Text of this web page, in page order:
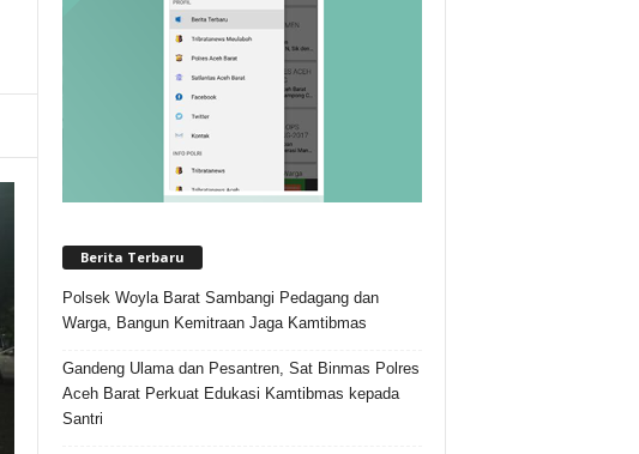
Berita Terbaru
Polsek Woyla Barat Sambangi Pedagang dan
Warga, Bangun Kemitraan Jaga Kamtibmas
Gandeng Ulama dan Pesantren, Sat Binmas Polres
Aceh Barat Perkuat Edukasi Kamtibmas kepada
Santri